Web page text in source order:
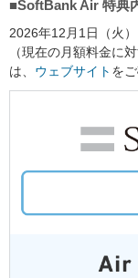
■SoftBank Air 特典
2026年12月1日（火
（現在の月額料金に
は、 ウェブサイト を